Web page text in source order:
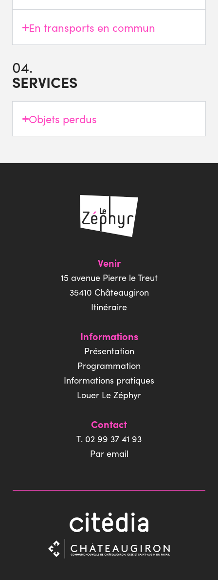
En transports en commun
04.
SERVICES
Objets perdus
Venir
15 avenue Pierre le Treut
35410 Châteaugiron
Itinéraire
Informations
Présentation
Programmation
Informations pratiques
Louer Le Zéphyr
Contact
T. 02 99 37 41 93
Par email